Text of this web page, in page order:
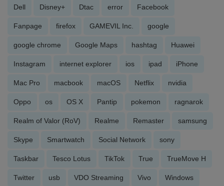
Dell Disney+ Dtac error Facebook
Fanpage firefox GAMEVIL Inc. google
google chrome Google Maps hashtag Huawei
Instagram internet explorer ios ipad iPhone
Mac Pro macbook macOS Netflix nvidia
Oppo os OS X Pantip pokemon ragnarok
Realm of Valor (RoV) Realme Remaster samsung
Skype Smartwatch Social Network sony
Taskbar Tesco Lotus TikTok True TrueMove H
Twitter usb VDO Streaming Vivo Windows